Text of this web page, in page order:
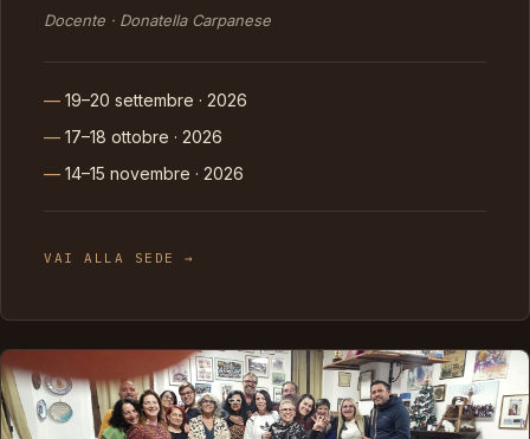
Docente · Donatella Carpanese
19–20 settembre · 2026
17–18 ottobre · 2026
14–15 novembre · 2026
VAI ALLA SEDE →